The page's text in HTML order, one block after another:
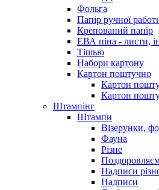
Фольга
Папір ручної
Крепований папір
ЕВА піна - листи,
Тішью
Набори картону
Картон поштучно
Картон
Картон
Штампінг
Штампи
Візерунки,
Фауна
Різне
Надписи
Надписи